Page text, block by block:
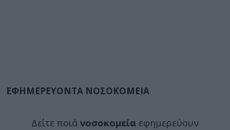
ΕΦΗΜΕΡΕΥΟΝΤΑ ΝΟΣΟΚΟΜΕΙΑ
Δείτε ποιά νοσοκομεία εφημερεύουν